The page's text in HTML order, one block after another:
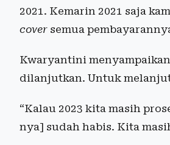
2021. Kemarin 2021 saja
cover semua
Kwaryantini
dilanjutkan. Untuk
“Kalau 2023 kita masih
nya] sudah habis. Kita